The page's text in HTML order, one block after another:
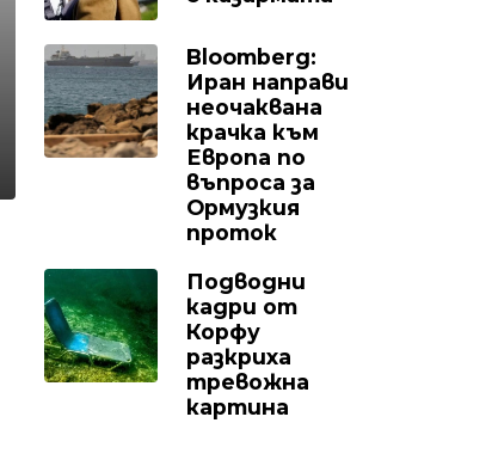
Bloomberg:
Иран направи
неочаквана
крачка към
Европа по
въпроса за
Ормузкия
проток
Подводни
кадри от
Корфу
разкриха
тревожна
картина